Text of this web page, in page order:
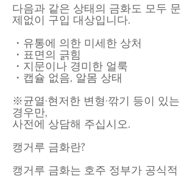
다음과 같은 상태의 금화도 모두 문
제없이 구입 대상입니다.
・유통에 의한 미세한 상처
・표면의 긁힘
・지문이나 경미한 얼룩
・캡슐 없음, 알몸 상태
※균열·현저한 변형·깎기 등이 있는
경우만,
사전에 상담해 주십시오.
캥거루 금화란?
캥거루 금화는 호주 정부가 공식적